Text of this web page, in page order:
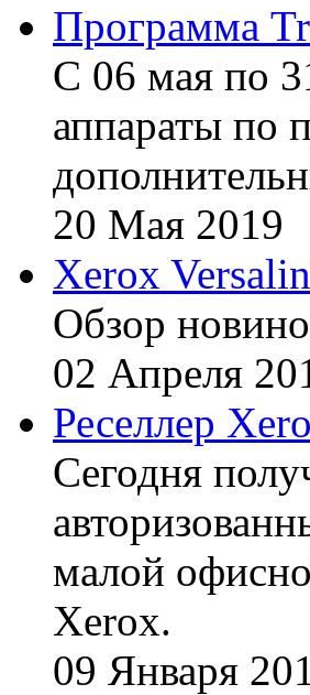
Программа
С 06 мая по
аппараты по
20 Мая 2019
Xerox
Обзор
02 Апреля
Реселлер
Сегодня
малой
Xerox.
09 Января